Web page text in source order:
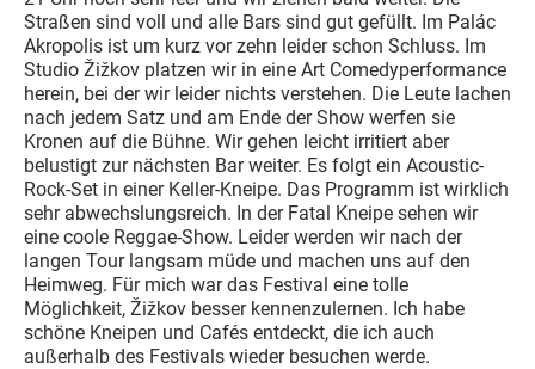
Straßen sind voll und alle Bars sind gut gefüllt. Im Palác
Akropolis ist um kurz vor zehn leider schon Schluss. Im
Studio Žižkov platzen wir in eine Art Comedyperformance
herein, bei der wir leider nichts verstehen. Die Leute lachen
nach jedem Satz und am Ende der Show werfen sie
Kronen auf die Bühne. Wir gehen leicht irritiert aber
belustigt zur nächsten Bar weiter. Es folgt ein Acoustic-
Rock-Set in einer Keller-Kneipe. Das Programm ist wirklich
sehr abwechslungsreich. In der Fatal Kneipe sehen wir
eine coole Reggae-Show. Leider werden wir nach der
langen Tour langsam müde und machen uns auf den
Heimweg. Für mich war das Festival eine tolle
Möglichkeit, Žižkov besser kennenzulernen. Ich habe
schöne Kneipen und Cafés entdeckt, die ich auch
außerhalb des Festivals wieder besuchen werde.